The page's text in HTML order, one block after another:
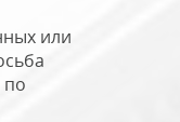
или
по